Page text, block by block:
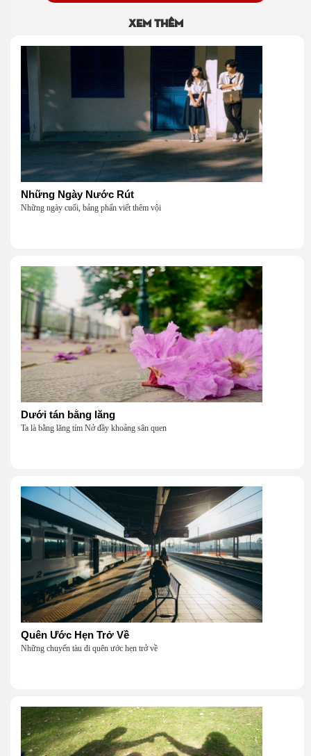
Xem thêm
Những Ngày Nước Rút
Những ngày cuối, bảng phấn viết thêm vội
Dưới tán bằng lăng
Ta là bằng lăng tím Nở đầy khoảng sân quen
Quên Ước Hẹn Trở Về
Những chuyến tàu đi quên ước hẹn trở về